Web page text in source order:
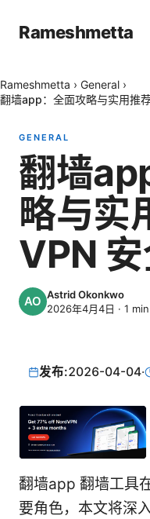
Rameshmetta
Rameshmetta › General ›
翻墙app：全面攻略与实用推
GENERAL
翻墙
略与实
VPN
Astrid Okonkwo
2026年4月4日 · 1
发布:2026-04-04·
翻墙app 翻墙工具
要角色，本文将深